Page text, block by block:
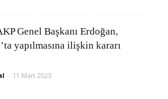
Genel Başkanı Erdoğan,
yapılmasına ilişkin kararı
- 11 Mart 2023